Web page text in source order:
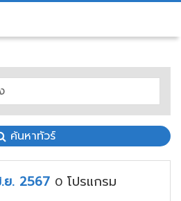
ค้นหาทัวร์
. 2567 0 โปรแกรม